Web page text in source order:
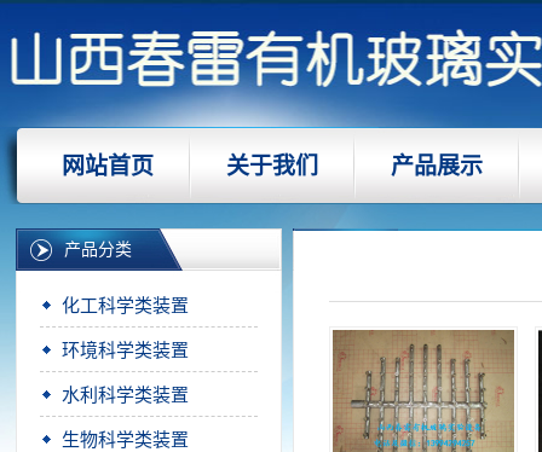
网站首页 关于我们 产品展示
产品分类
化工科学类装置
环境科学类装置
水利科学类装置
生物科学类装置